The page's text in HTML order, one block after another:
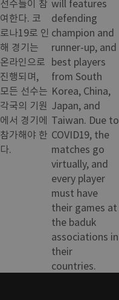
여한다. 코
로나19로 인
해 경기는
온라인으로
진행되며,
모든 선수는
각국의 기원
에서 경기에
참가해야 한
다.
defending
champion and
runner-up, and
best players
from South
Korea, China,
Japan, and
Taiwan. Due to
COVID19, the
matches go
virtually, and
every player
must have
their games at
the baduk
associations in
their
countries.